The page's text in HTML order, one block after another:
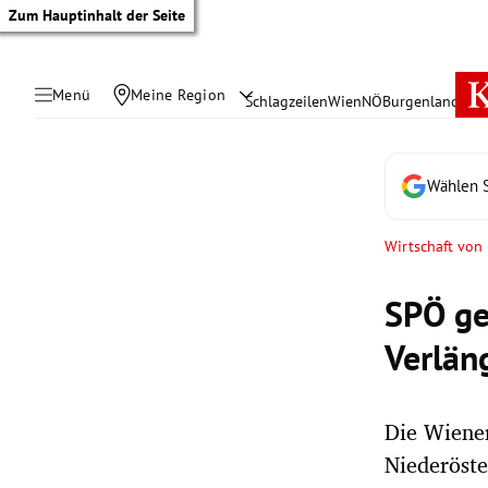
Zum Hauptinhalt der Seite
Menü Meine Region SchlagzeilenWienNÖBurgenland
Wählen
Wirtschaft von
SPÖ
Die